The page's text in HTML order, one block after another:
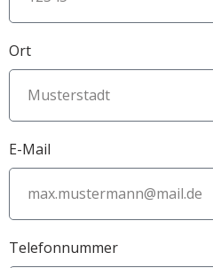
Ort
E-Mail
Telefonnummer